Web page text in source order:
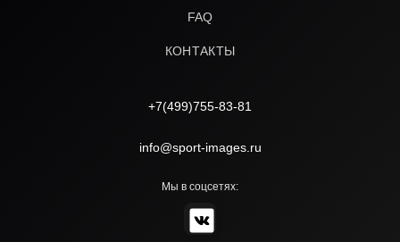
FAQ
КОНТАКТЫ
+7(499)755-83-81
info@sport-images.ru
Мы в соцсетях: